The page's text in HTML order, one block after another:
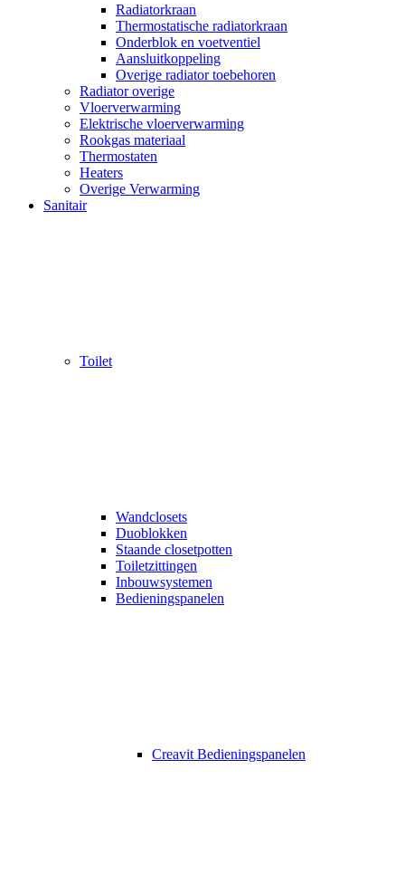
Radiatorkraan
Thermostatische radiatorkraan
Onderblok en voetventiel
Aansluitkoppeling
Overige radiator toebehoren
Radiator overige
Vloerverwarming
Elektrische vloerverwarming
Rookgas materiaal
Thermostaten
Heaters
Overige Verwarming
Sanitair
Toilet
Wandclosets
Duoblokken
Staande closetpotten
Toiletzittingen
Inbouwsystemen
Bedieningspanelen
Creavit Bedieningspanelen